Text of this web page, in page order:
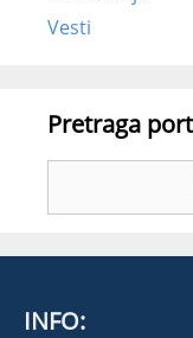
Vesti
Pretraga
INFO: